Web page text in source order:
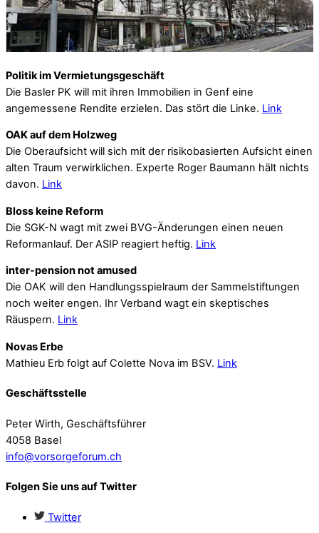
Politik im Vermietungsgeschäft
Die Basler PK will mit ihren Immobilien in Genf eine
angemessene Rendite erzielen. Das stört die Linke. Link
OAK auf dem Holzweg
Die Oberaufsicht will sich mit der risikobasierten Aufsicht einen
alten Traum verwirklichen. Experte Roger Baumann hält nichts
davon. Link
Bloss keine Reform
Die SGK-N wagt mit zwei BVG-Änderungen einen neuen
Reformanlauf. Der ASIP reagiert heftig. Link
inter-pension not amused
Die OAK will den Handlungsspielraum der Sammelstiftungen
noch weiter engen. Ihr Verband wagt ein skeptisches
Räuspern. Link
Novas Erbe
Mathieu Erb folgt auf Colette Nova im BSV. Link
Geschäftsstelle
Peter Wirth, Geschäftsführer
4058 Basel
info@vorsorgeforum.ch
Folgen Sie uns auf Twitter
Twitter